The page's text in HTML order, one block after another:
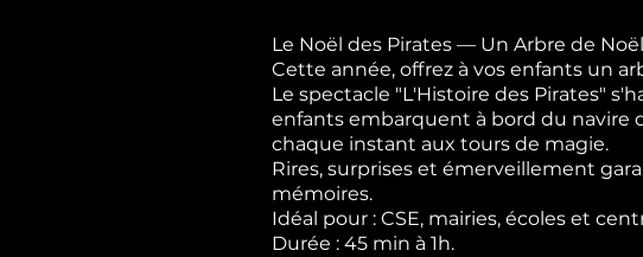
Le Noël des Pirates — Un Arbre de
Cette année, offrez à vos enfants un
Le spectacle "L'Histoire des Pirates"
enfants embarquent à bord du navire
chaque instant aux tours de magie.
Rires, surprises et émerveillement
mémoires.
Idéal pour : CSE, mairies, écoles et
Durée : 45 min à 1h.